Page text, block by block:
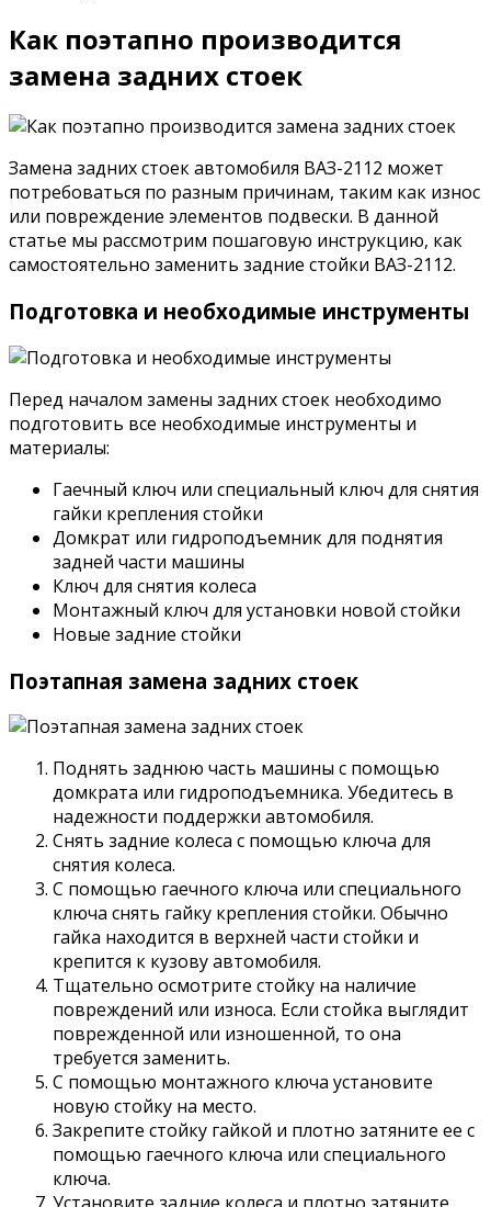
Как поэтапно производится
замена задних стоек
Замена задних стоек автомобиля ВАЗ-2112 может
потребоваться по разным причинам, таким как износ
или повреждение элементов подвески. В данной
статье мы рассмотрим пошаговую инструкцию, как
самостоятельно заменить задние стойки ВАЗ-2112.
Подготовка и необходимые инструменты
Перед началом замены задних стоек необходимо
подготовить все необходимые инструменты и
материалы:
Гаечный ключ или специальный ключ для снятия
гайки крепления стойки
Домкрат или гидроподъемник для поднятия
задней части машины
Ключ для снятия колеса
Монтажный ключ для установки новой стойки
Новые задние стойки
Поэтапная замена задних стоек
Поднять заднюю часть машины с помощью
домкрата или гидроподъемника. Убедитесь в
надежности поддержки автомобиля.
Снять задние колеса с помощью ключа для
снятия колеса.
С помощью гаечного ключа или специального
ключа снять гайку крепления стойки. Обычно
гайка находится в верхней части стойки и
крепится к кузову автомобиля.
Тщательно осмотрите стойку на наличие
повреждений или износа. Если стойка выглядит
поврежденной или изношенной, то она
требуется заменить.
С помощью монтажного ключа установите
новую стойку на место.
Закрепите стойку гайкой и плотно затяните ее с
помощью гаечного ключа или специального
ключа.